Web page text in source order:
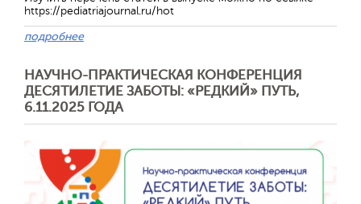
https://pediatriajournal.ru/hot
подробнее
НАУЧНО-ПРАКТИЧЕСКАЯ КОНФЕРЕНЦИЯ
ДЕСЯТИЛЕТИЕ ЗАБОТЫ: «РЕДКИЙ» ПУТЬ,
6.11.2025 ГОДА